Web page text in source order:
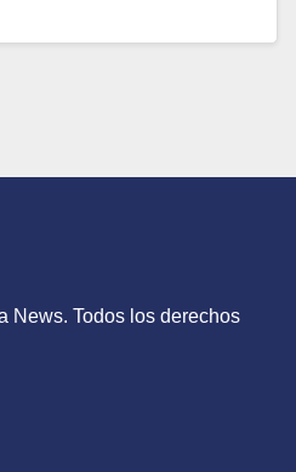
News. Todos los derechos